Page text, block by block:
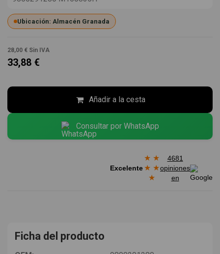
Ubicación: Almacén Granada
28,00 € Sin IVA
33,88 €
Añadir a la cesta
Consultar por WhatsApp
Excelente
★ ★
★ ★
★
4681
opiniones
en
Ficha del producto